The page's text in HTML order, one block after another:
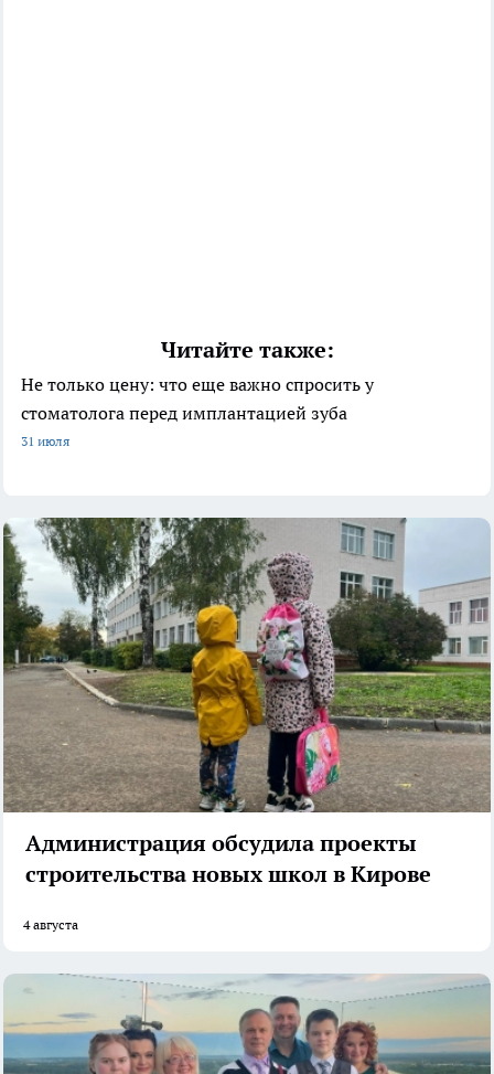
Читайте также:
Не только цену: что еще важно спросить у
стоматолога перед имплантацией зуба
31 июля
Администрация обсудила проекты
строительства новых школ в Кирове
4 августа